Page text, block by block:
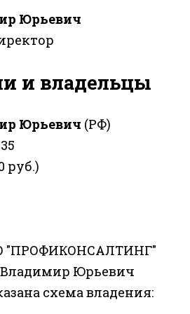
Юрьевич
и владельцы
Юрьевич (РФ)
руб.)
"ПРОФИКОНСАЛТИНГ"
Владимир Юрьевич
схема владения: